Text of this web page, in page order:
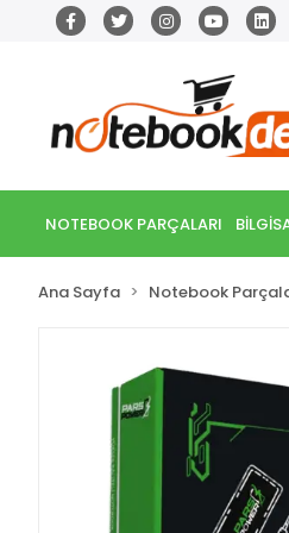
NOTEBOOK PARÇALARI
Ana Sayfa Notebook